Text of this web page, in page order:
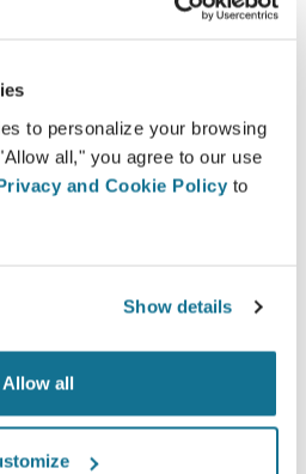
to personalize your browsing
all," you agree to our use
and Cookie Policy to
Show details
Allow all
3D身体或者脸庞。咨询之后，
决定。
看到崭新的自己！